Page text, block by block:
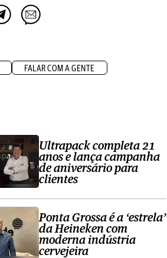
FALAR COM A GENTE
Ultrapack completa 21
anos e lança campanha
de aniversário para
clientes
Ponta Grossa é a ‘estrela’
da Heineken com
moderna indústria
cervejeira